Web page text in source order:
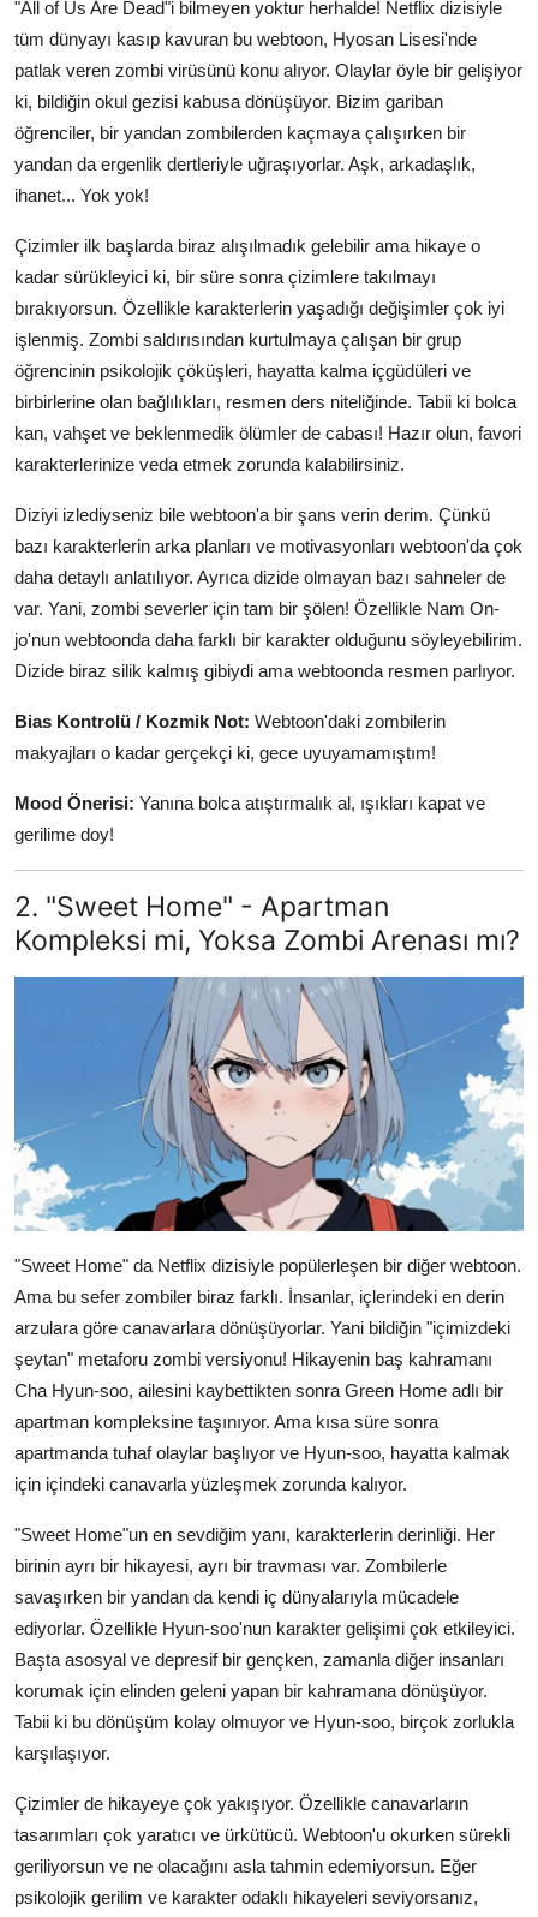
"All of Us Are Dead"i bilmeyen yoktur herhalde! Netflix dizisiyle
tüm dünyayı kasıp kavuran bu webtoon, Hyosan Lisesi'nde
patlak veren zombi virüsünü konu alıyor. Olaylar öyle bir gelişiyor
ki, bildiğin okul gezisi kabusa dönüşüyor. Bizim gariban
öğrenciler, bir yandan zombilerden kaçmaya çalışırken bir
yandan da ergenlik dertleriyle uğraşıyorlar. Aşk, arkadaşlık,
ihanet... Yok yok!
Çizimler ilk başlarda biraz alışılmadık gelebilir ama hikaye o
kadar sürükleyici ki, bir süre sonra çizimlere takılmayı
bırakıyorsun. Özellikle karakterlerin yaşadığı değişimler çok iyi
işlenmiş. Zombi saldırısından kurtulmaya çalışan bir grup
öğrencinin psikolojik çöküşleri, hayatta kalma içgüdüleri ve
birbirlerine olan bağlılıkları, resmen ders niteliğinde. Tabii ki bolca
kan, vahşet ve beklenmedik ölümler de cabası! Hazır olun, favori
karakterlerinize veda etmek zorunda kalabilirsiniz.
Diziyi izlediyseniz bile webtoon'a bir şans verin derim. Çünkü
bazı karakterlerin arka planları ve motivasyonları webtoon'da çok
daha detaylı anlatılıyor. Ayrıca dizide olmayan bazı sahneler de
var. Yani, zombi severler için tam bir şölen! Özellikle Nam On-
jo'nun webtoonda daha farklı bir karakter olduğunu söyleyebilirim.
Dizide biraz silik kalmış gibiydi ama webtoonda resmen parlıyor.
Bias Kontrolü / Kozmik Not: Webtoon'daki zombilerin
makyajları o kadar gerçekçi ki, gece uyuyamamıştım!
Mood Önerisi: Yanına bolca atıştırmalık al, ışıkları kapat ve
gerilime doy!
2. "Sweet Home" - Apartman
Kompleksi mi, Yoksa Zombi Arenası mı?
"Sweet Home" da Netflix dizisiyle popülerleşen bir diğer webtoon.
Ama bu sefer zombiler biraz farklı. İnsanlar, içlerindeki en derin
arzulara göre canavarlara dönüşüyorlar. Yani bildiğin "içimizdeki
şeytan" metaforu zombi versiyonu! Hikayenin baş kahramanı
Cha Hyun-soo, ailesini kaybettikten sonra Green Home adlı bir
apartman kompleksine taşınıyor. Ama kısa süre sonra
apartmanda tuhaf olaylar başlıyor ve Hyun-soo, hayatta kalmak
için içindeki canavarla yüzleşmek zorunda kalıyor.
"Sweet Home"un en sevdiğim yanı, karakterlerin derinliği. Her
birinin ayrı bir hikayesi, ayrı bir travması var. Zombilerle
savaşırken bir yandan da kendi iç dünyalarıyla mücadele
ediyorlar. Özellikle Hyun-soo'nun karakter gelişimi çok etkileyici.
Başta asosyal ve depresif bir gençken, zamanla diğer insanları
korumak için elinden geleni yapan bir kahramana dönüşüyor.
Tabii ki bu dönüşüm kolay olmuyor ve Hyun-soo, birçok zorlukla
karşılaşıyor.
Çizimler de hikayeye çok yakışıyor. Özellikle canavarların
tasarımları çok yaratıcı ve ürkütücü. Webtoon'u okurken sürekli
geriliyorsun ve ne olacağını asla tahmin edemiyorsun. Eğer
psikolojik gerilim ve karakter odaklı hikayeleri seviyorsanız,